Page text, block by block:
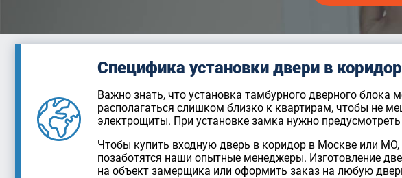
Специфика установки двери в коридор
Важно знать, что установка тамбурного дверного
располагаться слишком близко к квартирам, чтобы не
электрощиты. При установке замка нужно
Чтобы купить входную дверь в коридор в Москве или
позаботятся наши опытные менеджеры. Изготовление
на объект замерщика или оформить заказ на любую